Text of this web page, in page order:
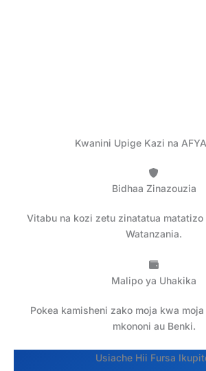
Kwanini Upige Kazi na
Bidhaa Zinazouzia
Vitabu na kozi zetu zinatatua
Watanzania.
Malipo ya Uhakika
Pokea kamisheni zako moja kwa
mkononi au Benki.
Usiache Hii Fursa